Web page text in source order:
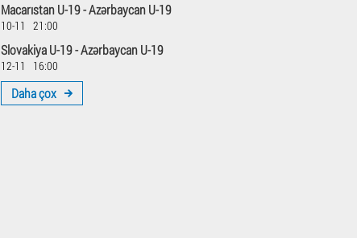
Macarıstan U-19 - Azərbaycan U-19
10-11 21:00
Slovakiya U-19 - Azərbaycan U-19
12-11 16:00
Daha çox